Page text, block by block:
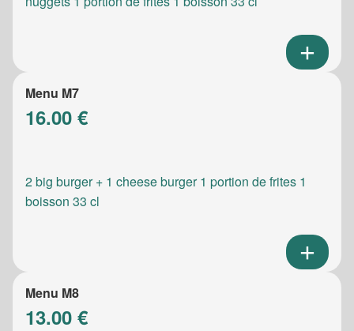
Menu M7
16.00 €
2 big burger + 1 cheese burger 1 portion de frites 1
boisson 33 cl
Menu M8
13.00 €